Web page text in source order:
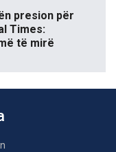
presion për
Times:
të mirë